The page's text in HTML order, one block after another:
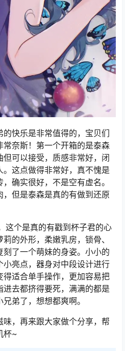
快乐是非常值得的，宝贝们
奈斯！第一个开箱的是泰森
可以接受，质感非常好，闭
这点做得非常好，真不愧是
确实很好，不是空有虚名。
但是泰森是真的有做到还原
这个是真的有戳到杯子君的心
的外形，柔嫩乳房，锁骨、
了一个萌妹的身姿。小小的
亮点，器身对中段设计进行
适合单手操作，更加容易把
去都挤得要死，满满的都是
弟了，想想都爽啊。
，再来跟大家做个分享，帮
杯~